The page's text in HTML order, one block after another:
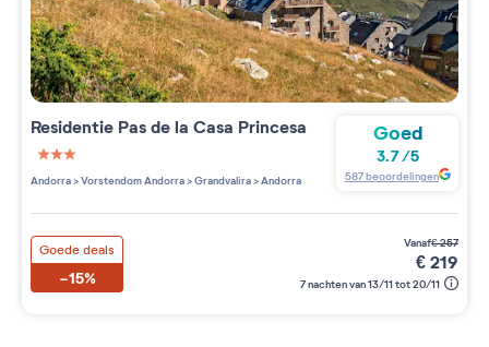
Residentie Pas de la Casa Princesa
3 étoiles sur 5
Andorra>Vorstendom Andorra>Grandvalira>Andorra
Goed
3.7/5
587beoordelingen
Goede deals
-15%
vanaf€257
€219
7 nachten van 13/11 tot 20/11